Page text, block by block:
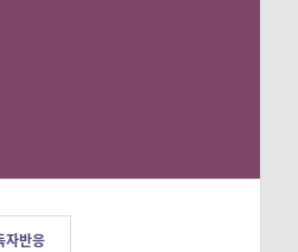
자반응